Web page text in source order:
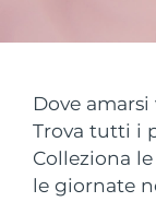
Dove
Trova tutti i
Colleziona
le giornate
FAQ™ Dual
Paese di
Stati Uniti
Regno Unito